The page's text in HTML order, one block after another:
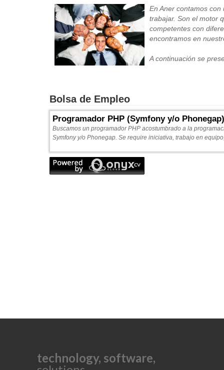
technology, software,